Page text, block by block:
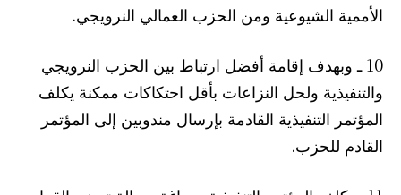
الأممية الشيوعية ومن الحزب العمالي النرويجي.
10 ـ وبهدف إقامة أفضل ارتباط بين الحزب النرويجي
والتنفيذية ولحل النزاعات بأقل احتكاكات ممكنة يكلف
المؤتمر التنفيذية القادمة بإرسال مندوبين إلى المؤتمر
القادم للحزب.